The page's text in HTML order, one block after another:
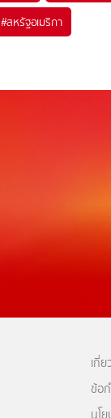
#สหรัฐอเมริกา
เกี่
ข้อ